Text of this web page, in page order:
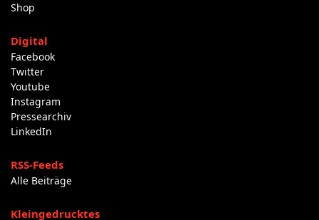
Shop
Digital
Facebook
Twitter
Youtube
Instagram
Pressearchiv
LinkedIn
RSS-Feeds
Alle Beiträge
Kleingedrucktes